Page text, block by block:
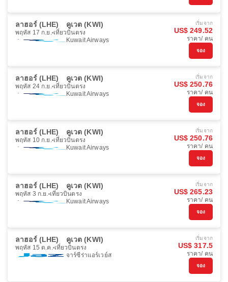
ลาฮอร์ (LHE) คูเวต (KWI)
พฤหัส 17 ก.ย. เที่ยวบินตรง
Kuwait Airways
เริ่มจาก
US$ 249.52
ราคา/ คน
จอง
ลาฮอร์ (LHE) คูเวต (KWI)
พฤหัส 24 ก.ย. เที่ยวบินตรง
Kuwait Airways
เริ่มจาก
US$ 250.76
ราคา/ คน
จอง
ลาฮอร์ (LHE) คูเวต (KWI)
พฤหัส 10 ก.ย. เที่ยวบินตรง
Kuwait Airways
เริ่มจาก
US$ 250.76
ราคา/ คน
จอง
ลาฮอร์ (LHE) คูเวต (KWI)
พฤหัส 3 ก.ย. เที่ยวบินตรง
Kuwait Airways
เริ่มจาก
US$ 265.23
ราคา/ คน
จอง
ลาฮอร์ (LHE) คูเวต (KWI)
พฤหัส 15 ต.ค. เที่ยวบินตรง
จาร์ซีร่าแอร์เวย์ส
เริ่มจาก
US$ 317.5
ราคา/ คน
จอง